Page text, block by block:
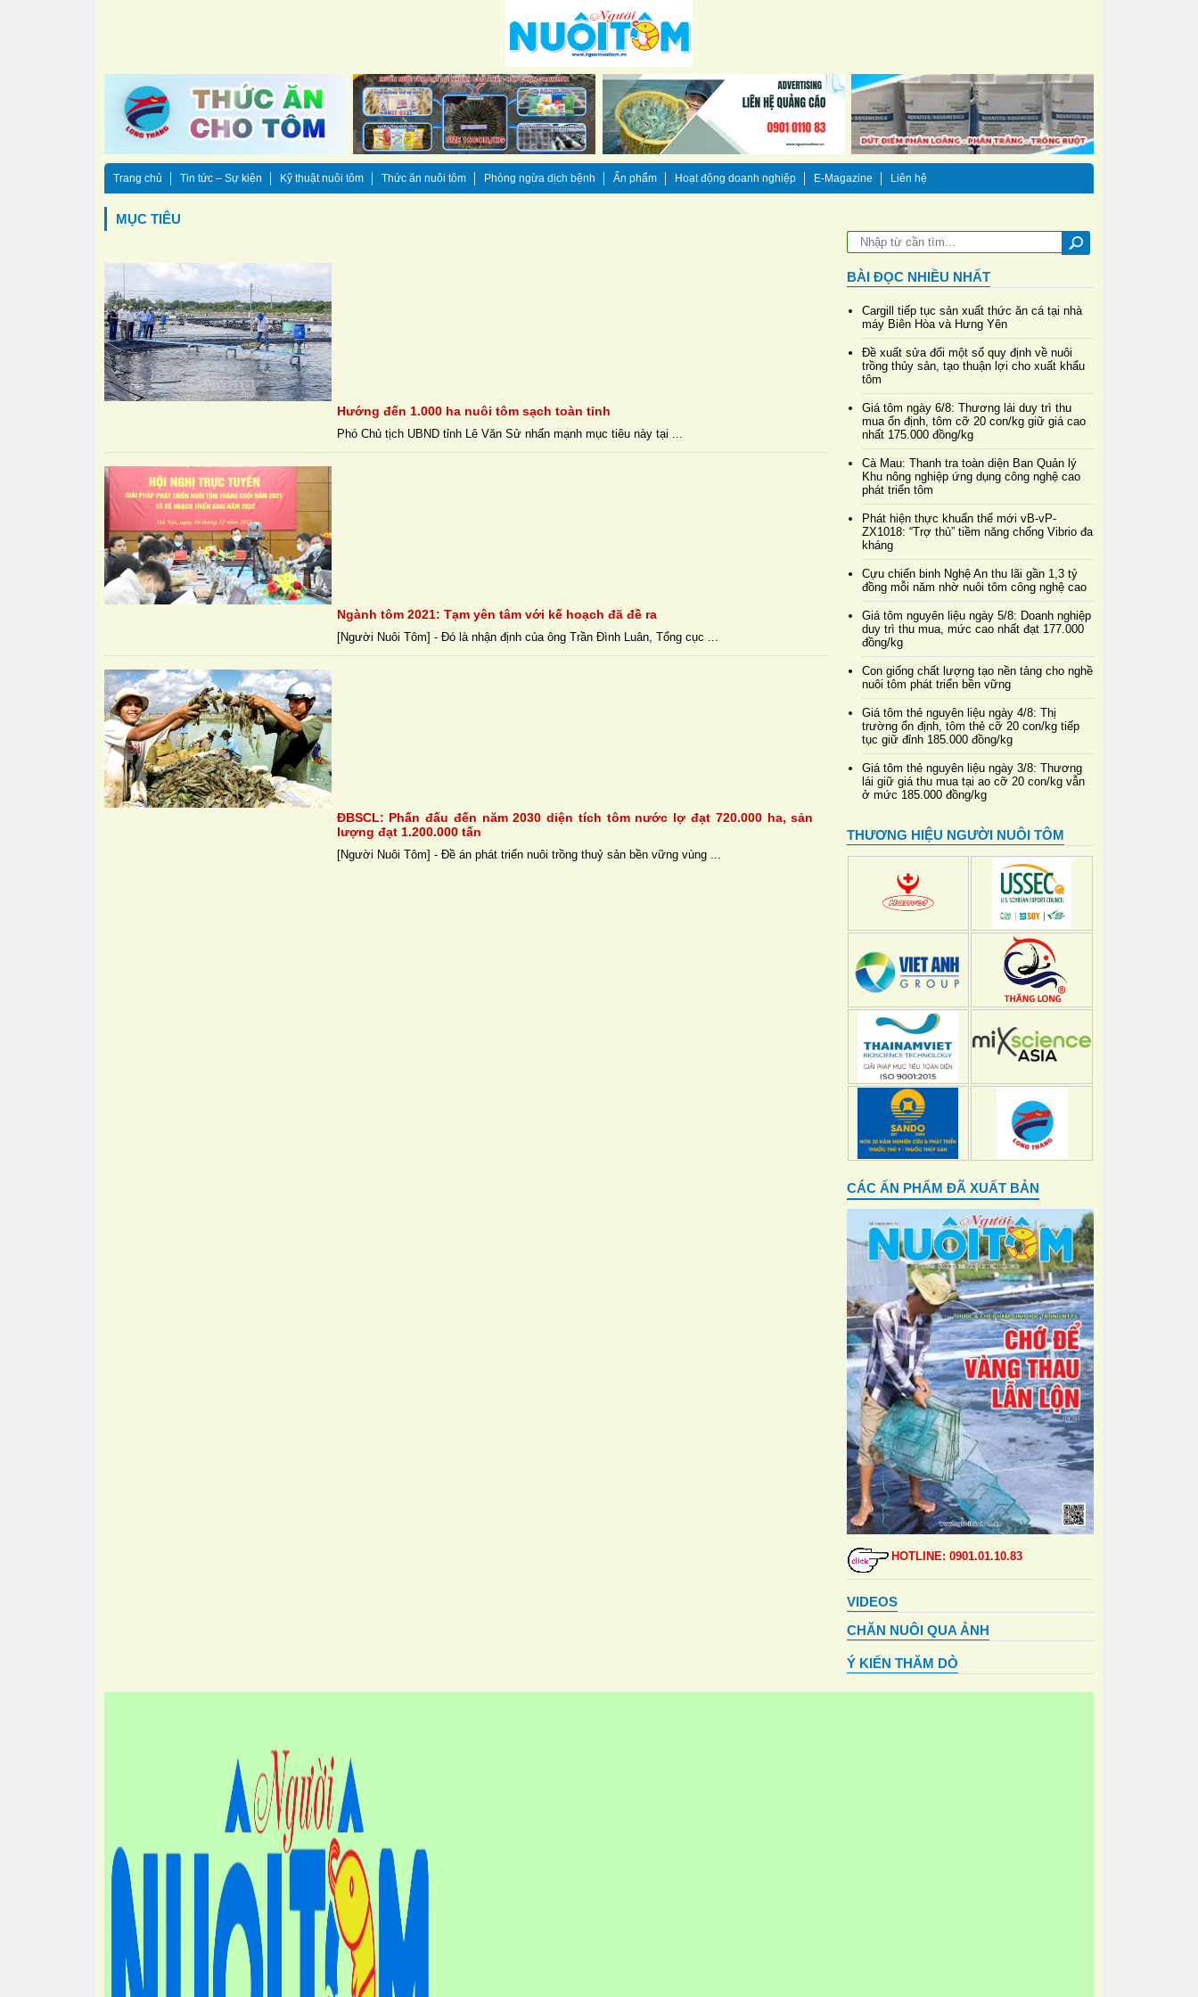
Trang chủ Tin tức – Sự kiện Kỹ thuật nuôi tôm Thức ăn nuôi tôm Phòng ngừa dịch bệnh Ấn phẩm Hoạt động doanh nghiệp E-Magazine Liên hệ
MỤC TIÊU
Hướng đến 1.000 ha nuôi tôm sạch toàn tỉnh
Phó Chủ tịch UBND tỉnh Lê Văn Sử nhấn mạnh mục tiêu này tại ...
Ngành tôm 2021: Tạm yên tâm với kế hoạch đã đề ra
[Người Nuôi Tôm] - Đó là nhận định của ông Trần Đình Luân, Tổng cục ...
ĐBSCL: Phấn đấu đến năm 2030 diện tích tôm nước lợ đạt 720.000 ha, sản
lượng đạt 1.200.000 tấn
[Người Nuôi Tôm] - Đề án phát triển nuôi trồng thuỷ sản bền vững vùng ...
BÀI ĐỌC NHIỀU NHẤT
Cargill tiếp tục sản xuất thức ăn cá tại nhà
máy Biên Hòa và Hưng Yên
Đề xuất sửa đổi một số quy định về nuôi
trồng thủy sản, tạo thuận lợi cho xuất khẩu
tôm
Giá tôm ngày 6/8: Thương lái duy trì thu
mua ổn định, tôm cỡ 20 con/kg giữ giá cao
nhất 175.000 đồng/kg
Cà Mau: Thanh tra toàn diện Ban Quản lý
Khu nông nghiệp ứng dụng công nghệ cao
phát triển tôm
Phát hiện thực khuẩn thể mới vB-vP-
ZX1018: “Trợ thủ” tiềm năng chống Vibrio đa
kháng
Cựu chiến binh Nghệ An thu lãi gần 1,3 tỷ
đồng mỗi năm nhờ nuôi tôm công nghệ cao
Giá tôm nguyên liệu ngày 5/8: Doanh nghiệp
duy trì thu mua, mức cao nhất đạt 177.000
đồng/kg
Con giống chất lượng tạo nền tảng cho nghề
nuôi tôm phát triển bền vững
Giá tôm thẻ nguyên liệu ngày 4/8: Thị
trường ổn định, tôm thẻ cỡ 20 con/kg tiếp
tục giữ đỉnh 185.000 đồng/kg
Giá tôm thẻ nguyên liệu ngày 3/8: Thương
lái giữ giá thu mua tại ao cỡ 20 con/kg vẫn
ở mức 185.000 đồng/kg
THƯƠNG HIỆU NGƯỜI NUÔI TÔM
CÁC ẤN PHẨM ĐÃ XUẤT BẢN
HOTLINE: 0901.01.10.83
VIDEOS
CHĂN NUÔI QUA ẢNH
Ý KIẾN THĂM DÒ